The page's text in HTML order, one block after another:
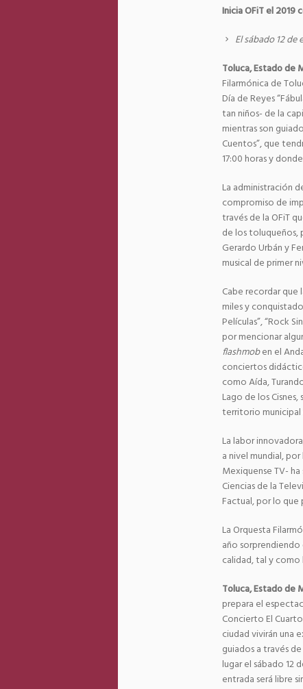
Inicia OFiT el 2019
El sábado 12 de
Toluca, Estado de
Filarmónica de
Día de Reyes
tan niños- de la
mientras son
Cuentos”, que
17:00 horas y
La administración
compromiso de
través de la OFiT
de los toluqueños,
Gerardo Urbán y
musical de primer
Cabe recordar que
miles y
Películas”, “Rock
por mencionar
flashmoben el
conciertos
como Aída,
Lago de los
territorio municipal
La labor
a nivel mundial,
Mexiquense TV-
Ciencias de la
Factual, por lo que
La Orquesta
año
calidad, tal y
Toluca, Estado de
prepara el
Concierto El
ciudad vivirán una
guiados a través
lugar el sábado 12
entrada será libre